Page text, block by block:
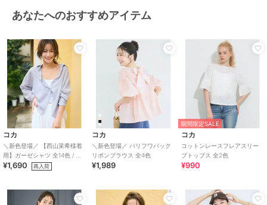
あなたへのおすすめアイテム
コカ
＼新色登場／ 【西山茉希様着
用】ガーゼシャツ 全14色 / 冷
房対策
¥1,690 再入荷
コカ
＼新色登場／ パリフワバック
リボンブラウス 全4色
¥1,989
期間限定SALE
コカ
コットンレースフレアスリー
ブトップス 全2色
¥990